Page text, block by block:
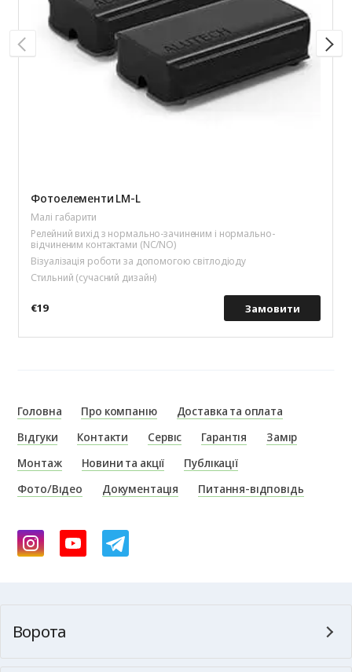
Фотоелементи LM-L
Малі габарити
Релейний вихід з нормально-зачиненим і нормально-
відчиненим контактами (NC/NO)
Візуалізація роботи за допомогою світлодіоду
Стильний (сучасний дизайн)
€19 Замовити
Головна Про компанію
Доставка та оплата
Відгуки
Контакти Сервіс Гарантія
Замір
Монтаж
Новини та акції
Публікації
Фото/Відео
Документація Питання-відповідь
Ворота